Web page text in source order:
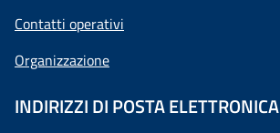
Contatti operativi
Organizzazione
INDIRIZZI DI POSTA ELETTRONICA